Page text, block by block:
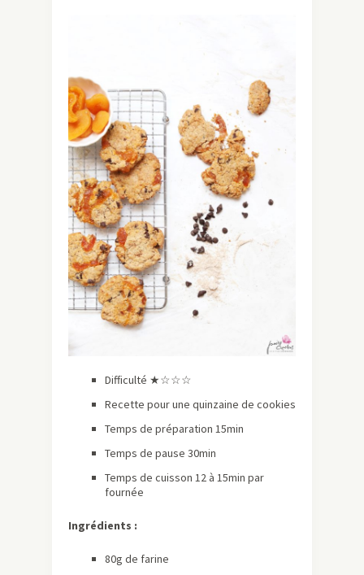
Difficulté ★☆☆☆
Recette pour une quinzaine de cookies
Temps de préparation 15min
Temps de pause 30min
Temps de cuisson 12 à 15min par
fournée
Ingrédients :
80g de farine